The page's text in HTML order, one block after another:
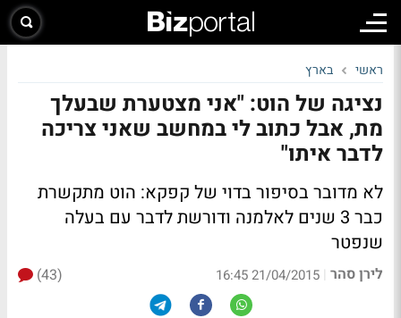
ראשי בארץ
נציגה של הוט: "אני מצטערת שבעלך
מת, אבל כתוב לי במחשב שאני צריכה
לדבר איתו"
לא מדובר בסיפור בדוי של קפקא: הוט מתקשרת
כבר 3 שנים לאלמנה ודורשת לדבר עם בעלה
שנפטר
לירן סהר |
21/04/2015 16:45
(43)